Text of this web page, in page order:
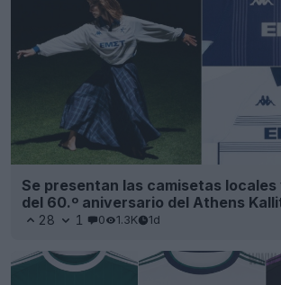
Se presentan las camisetas
del 60.º aniversario del Athens
28 1 0 1.3K 1d